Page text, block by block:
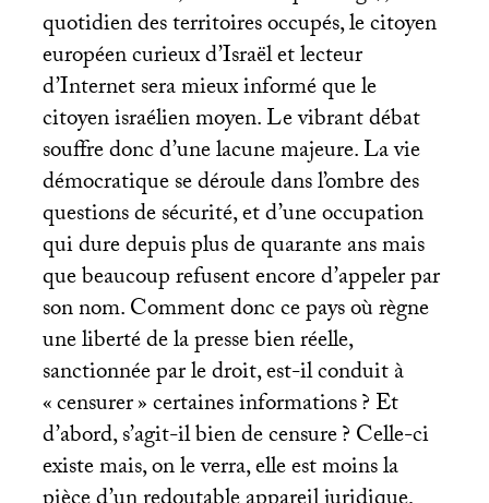
quotidien des territoires occupés, le citoyen
européen curieux d’Israël et lecteur
d’Internet sera mieux informé que le
citoyen israélien moyen. Le vibrant débat
souffre donc d’une lacune majeure. La vie
démocratique se déroule dans l’ombre des
questions de sécurité, et d’une occupation
qui dure depuis plus de quarante ans mais
que beaucoup refusent encore d’appeler par
son nom. Comment donc ce pays où règne
une liberté de la presse bien réelle,
sanctionnée par le droit, est-il conduit à
«censurer» certaines informations? Et
d’abord, s’agit-il bien de censure? Celle-ci
existe mais, on le verra, elle est moins la